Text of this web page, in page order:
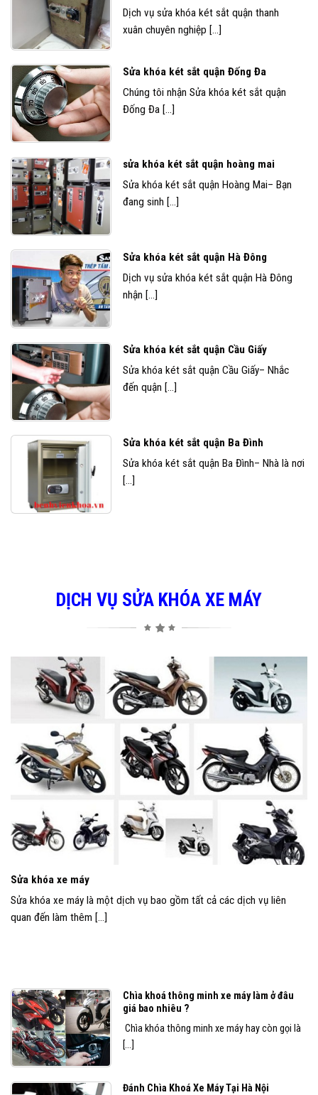
Dịch vụ sửa khóa két sắt quận thanh
xuân chuyên nghiệp [...]
Sửa khóa két sắt quận Đống Đa
Chúng tôi nhận Sửa khóa két sắt quận
Đống Đa [...]
sửa khóa két sắt quận hoàng mai
Sửa khóa két sắt quận Hoàng Mai– Bạn
đang sinh [...]
Sửa khóa két sắt quận Hà Đông
Dịch vụ sửa khóa két sắt quận Hà Đông
nhận [...]
Sửa khóa két sắt quận Cầu Giấy
Sửa khóa két sắt quận Cầu Giấy– Nhắc
đến quận [...]
Sửa khóa két sắt quận Ba Đình
Sửa khóa két sắt quận Ba Đình– Nhà là nơi
[...]
DỊCH VỤ SỬA KHÓA XE MÁY
Sửa khóa xe máy
Sửa khóa xe máy là một dịch vụ bao gồm tất cả các dịch vụ liên
quan đến làm thêm [...]
Chìa khoá thông minh xe máy làm ở đâu
giá bao nhiêu ?
Chìa khóa thông minh xe máy hay còn gọi là
[...]
Đánh Chìa Khoá Xe Máy Tại Hà Nội